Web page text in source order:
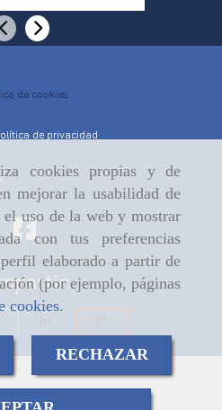
cookies propias y de
mejorar la usabilidad de
el uso de la web y mostrar
con tus preferencias
elaborado a partir de
(por ejemplo, páginas
cookies.
RECHAZAR
AnteriorSiguiente
de cookies
de privacidad